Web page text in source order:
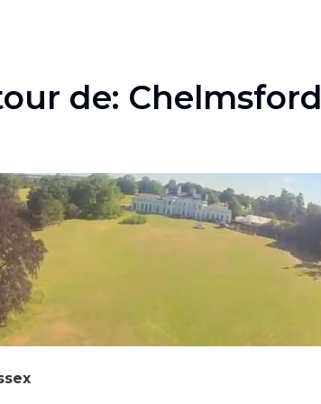
de: Chelmsford